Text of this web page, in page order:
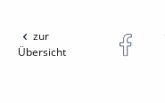
zur
Übersicht